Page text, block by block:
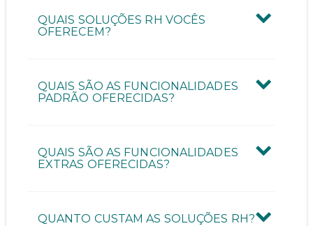
ENVIAR CONTATO
QUAIS SOLUÇÕES RH VOCÊS
OFERECEM?
QUAIS SÃO AS FUNCIONALIDADES
PADRÃO OFERECIDAS?
QUAIS SÃO AS FUNCIONALIDADES
EXTRAS OFERECIDAS?
QUANTO CUSTAM AS SOLUÇÕES RH?